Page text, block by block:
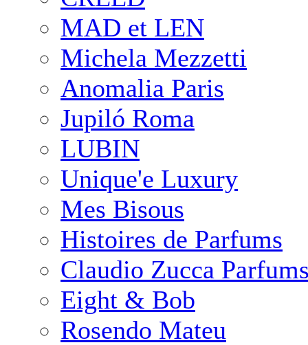
MAD et LEN
Michela Mezzetti
Anomalia Paris
Jupiló Roma
LUBIN
Unique'e Luxury
Mes Bisous
Histoires de Parfums
Claudio Zucca
Eight & Bob
Rosendo Mateu